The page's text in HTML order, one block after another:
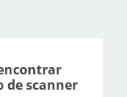
de scanner